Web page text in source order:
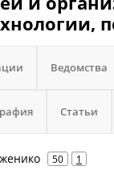
Ведомства
Статьи
50 1